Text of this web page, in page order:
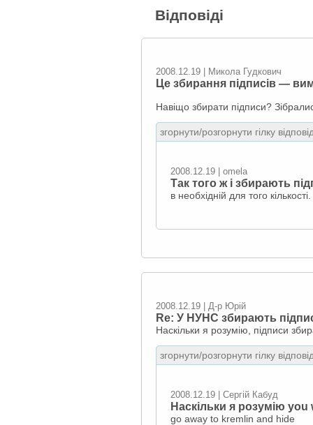
Відповіді
2008.12.19 | Микола Гудкович
Це збирання підписів —
Навіщо збирати підписи?
згорнути/розгорнути гілку
2008.12.19 | omela
Так того ж і збирають
в необхідній для того кількості.
2008.12.19 | Д-р Юрій
Re: У НУНС збирають
Наскільки я розумію, підписи
згорнути/розгорнути гілку
2008.12.19 | Сергій Кабуд
Наскільки я розумію
go away to kremlin and hide